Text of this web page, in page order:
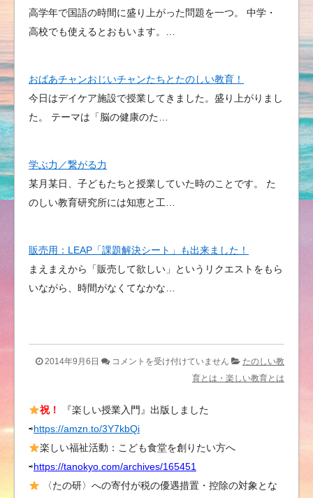
高学年で国語の時間に盛り上がった問題を一つ。 中学・
高校でも使えるとおもいます。…
おばあチャンおじいチャンたちとたのしい教育！
今日はデイケア施設で授業してきました。盛り上がりまし
た。 テーマは「脳の健康のた…
学ぶ力／繋がる力
某月某日、子どもたちと授業していた時のことです。 た
のしい教育研究所には知恵と工…
販売用：LEAP「課題解決シート」も出来ました！
まえまえから「販売して欲しい」というリクエストをもら
いながら、時間がなくてなかな…
2014年9月6日
爆
人
喫
茶
で
コメントを受け付けていません
たのしい教
育とは・楽しい教育とは
祝！
『楽しい授業入門』出版しました
⇨https://amzn.to/3Y7kbQi
楽しい福祉活動：こども食堂を創りたい方へ
⇨https://tanokyo.com/archives/165451
〈たの研〉への寄付が税の優遇措置・控除の対象とな